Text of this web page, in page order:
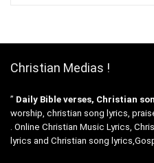
Christian Medias !
” Daily Bible verses, Christian
worship, christian song lyrics,
. Online Christian Music Lyrics,
lyrics and Christian song